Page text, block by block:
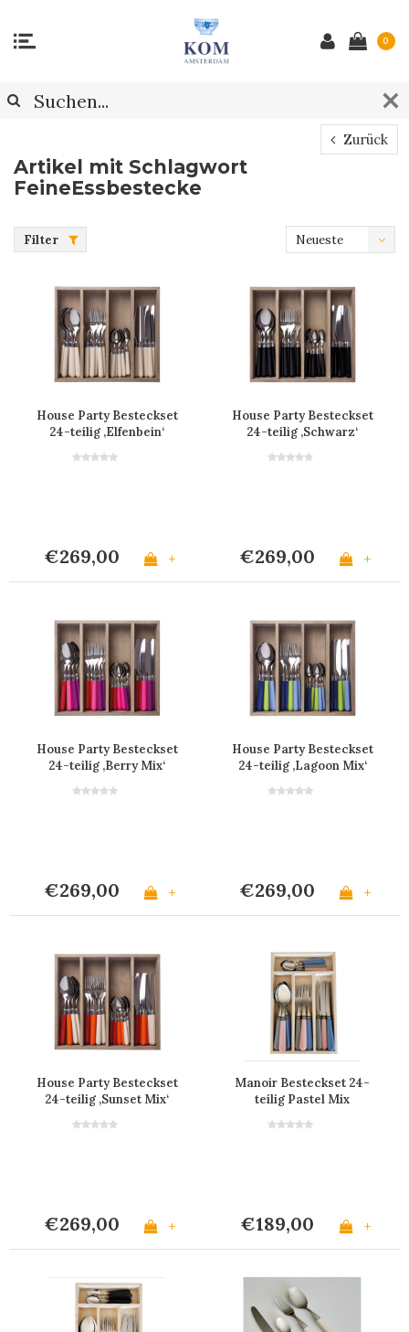
0
Zurück
Artikel mit Schlagwort
FeineEssbestecke
Filter
Neueste
House Party Besteckset
24-teilig ‚Elfenbein‘
€269,00 +
House Party Besteckset
24-teilig ‚Schwarz‘
€269,00 +
House Party Besteckset
24-teilig ‚Berry Mix‘
€269,00 +
House Party Besteckset
24-teilig ‚Lagoon Mix‘
€269,00 +
House Party Besteckset
24-teilig ‚Sunset Mix‘
€269,00 +
Manoir Besteckset 24-
teilig Pastel Mix
€189,00 +